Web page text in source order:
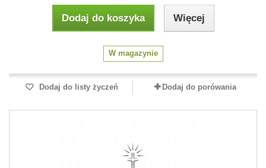
Dodaj do koszyka Więcej
W magazynie
Dodaj do listy życzeń Dodaj do porówania